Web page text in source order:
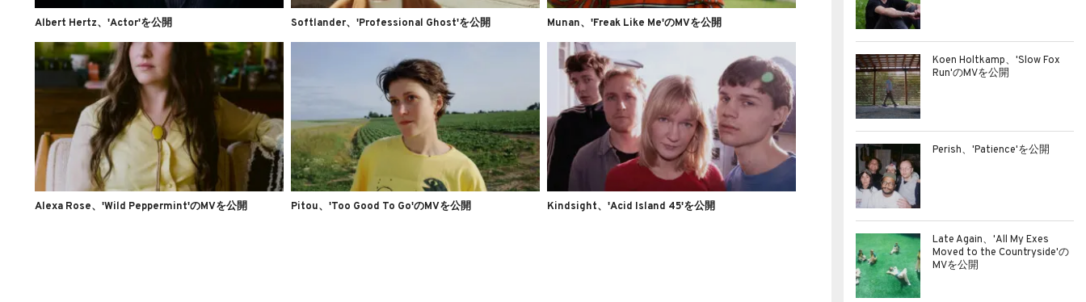
Albert Hertz、'Actor'を公開 Softlander、'Professional Ghost'を公開 Munan、'Freak Like Me'のMVを公開
Alexa Rose、'Wild Peppermint'のMVを公開 Pitou、'Too Good To Go'のMVを公開 Kindsight、'Acid Island 45'を公開
Koen Holtkamp、'Slow Fox
Run'のMVを公開
Perish、'Patience'を公開
Late Again、'All My Exes
Moved to the Countryside'の
MVを公開